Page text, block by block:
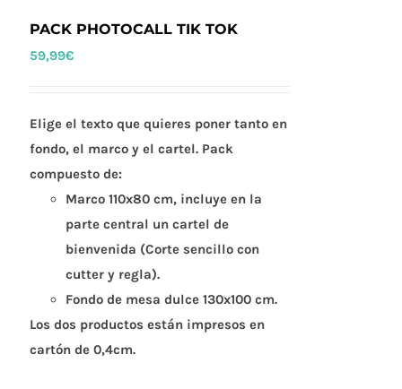
PACK PHOTOCALL TIK TOK
59,99€
Elige el texto que quieres poner tanto en
fondo, el marco y el cartel. Pack
compuesto de:
Marco 110x80 cm, incluye en la
parte central un cartel de
bienvenida (Corte sencillo con
cutter y regla).
Fondo de mesa dulce 130x100 cm.
Los dos productos están impresos en
cartón de 0,4cm.